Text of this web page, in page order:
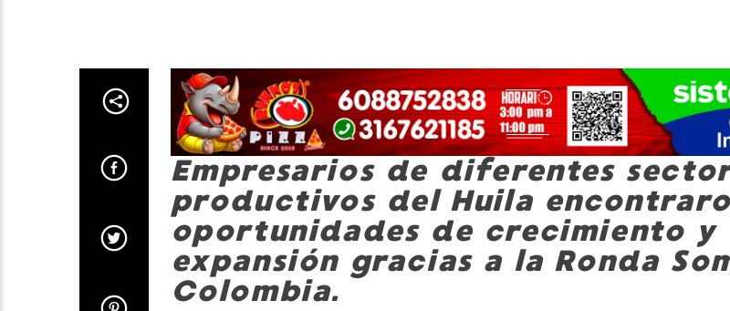
Empresarios de diferentes
productivos del Huila
oportunidades de crecimiento y
expansión gracias a la Ronda
Colombia.